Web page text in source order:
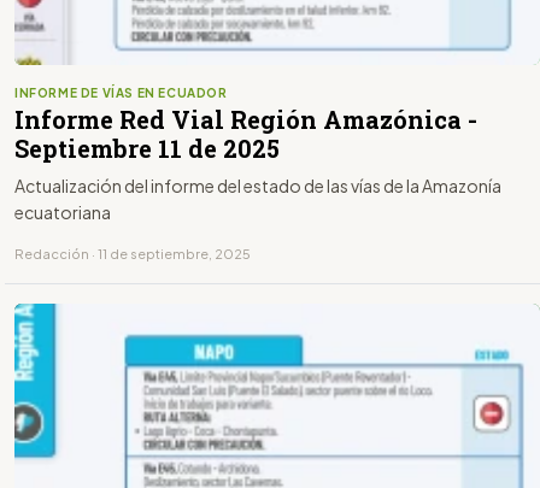
INFORME DE VÍAS EN ECUADOR
Informe Red Vial Región Amazónica -
Septiembre 11 de 2025
Actualización del informe del estado de las vías de la Amazonía
ecuatoriana
Redacción · 11 de septiembre, 2025